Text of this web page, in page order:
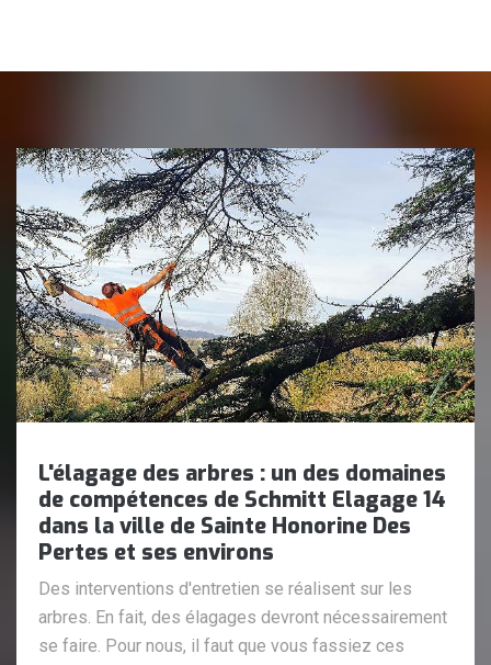
L'élagage des arbres : un des domaines
de compétences de Schmitt Elagage 14
dans la ville de Sainte Honorine Des
Pertes et ses environs
Des interventions d'entretien se réalisent sur les
arbres. En fait, des élagages devront nécessairement
se faire. Pour nous, il faut que vous fassiez ces